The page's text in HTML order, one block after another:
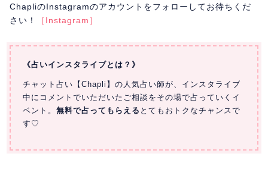
ChapliのInstagramのアカウントをフォローしてお待ちくだ
さい！
［Instagram］
《占いインスタライブとは？》
チャット占い【Chapli】の人気占い師が、インスタライブ
中にコメントでいただいたご相談をその場で占っていくイ
ベント。 無料で占ってもらえる とてもおトクなチャンスで
す♡